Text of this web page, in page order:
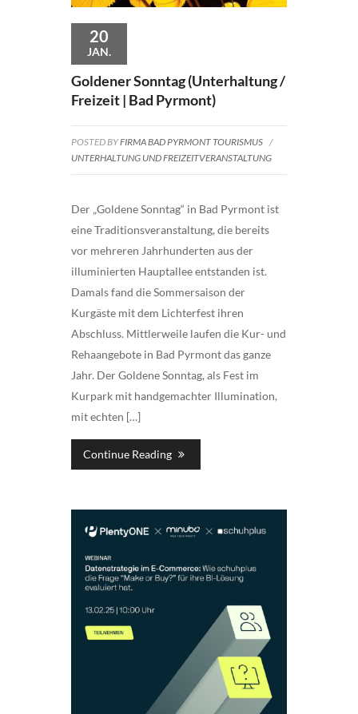
20
JAN.
Goldener Sonntag (Unterhaltung /
Freizeit | Bad Pyrmont)
POSTED BYFIRMA BAD PYRMONT TOURISMUS /
UNTERHALTUNG UND FREIZEITVERANSTALTUNG
Der „Goldene Sonntag“ in Bad Pyrmont ist
eine Traditionsveranstaltung, die bereits
vor mehreren Jahrhunderten aus der
illuminierten Hauptallee entstanden ist.
Damals fand die Sommersaison der
Kurgäste mit dem Lichterfest ihren
Abschluss. Mittlerweile laufen die Kur- und
Rehaangebote in Bad Pyrmont das ganze
Jahr. Der Goldene Sonntag, als Fest im
Kurpark mit handgemachter Illumination,
mit echten […]
Continue Reading